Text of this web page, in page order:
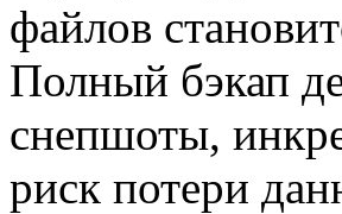
файлов
Полный бэкап
снепшоты,
риск потери